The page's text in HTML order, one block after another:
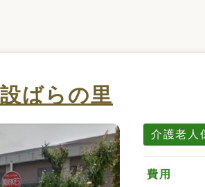
ばらの里
介護老人
費用